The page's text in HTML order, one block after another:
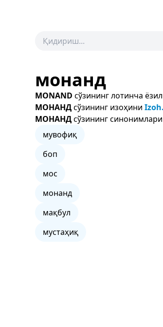
монанд
MONAND сўзининг лотинча
МОНАНДсўзининг изоҳини
МОНАНДсўзининг синонимлари
мувофиқ
боп
мос
монанд
мақбул
мустаҳиқ